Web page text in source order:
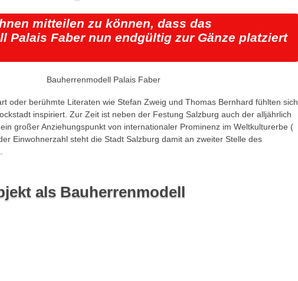
mitteilen zu können, dass das
Palais Faber nun endgültig zur Gänze platziert
oder berühmte Literaten wie Stefan Zweig und Thomas Bernhard fühlten sich
inspiriert. Zur Zeit ist neben der Festung Salzburg auch der alljährlich
großer Anziehungspunkt von internationaler Prominenz im Weltkulturerbe (
Einwohnerzahl steht die Stadt Salzburg damit an zweiter Stelle des
als Bauherrenmodell